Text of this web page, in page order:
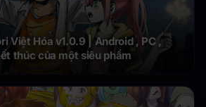
Việt Hóa v1.0.9 | Android , PC ,
MAC , - Kết thúc của một siêu phẩm